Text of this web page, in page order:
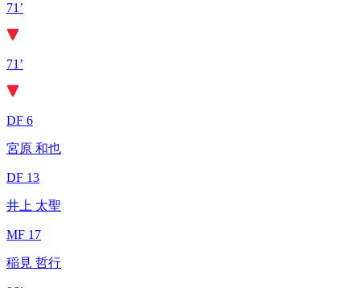
71’
71’
DF 6
宮原 和也
DF 13
井上 太聖
MF 17
稲見 哲行